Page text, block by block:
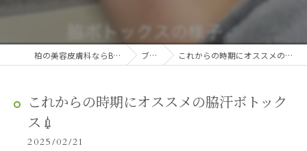
柏の美容皮膚科ならBellis skin clinic ブログ これからの時期にオススメの脇汗ボトックス💉
これからの時期にオススメの脇汗ボトック
ス💉
2025/02/21